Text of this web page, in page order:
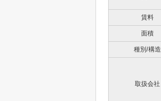
賃料
面積
種別/構造
取扱会社